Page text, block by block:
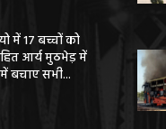
में 17 बच्चों को
आर्य मुठभेड़ में
बचाए सभी...